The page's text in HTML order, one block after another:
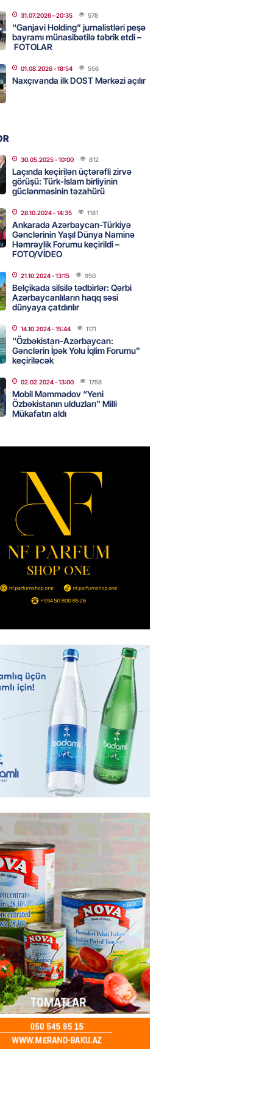
Müqavilə olmasa da,
ödənilməlidir
dənizdə üç yük gəmisini
Ərəbistanını VURDU:
var
Səudiyyə Ərəbistanı və
- 10:15 85
uçan taksilər fəaliyyətə
nefti 93 dollara satılır
boğazında nəzarətin İrana
rədd edib
- 09:30
şok açıqlama: Qara və Azov
120 min delfin məhv olub
- 18:19
bağlı bu qaydalar
– Əkrəm Həsənovdan
- 18:11 133
işdə yeni bağlantı –
Bank”ın 2 səhmdar şirkətinin
292
- 17:30 120
çıxan məktəbdə nələr
– REPORTAJ
- 17:15 137
“Şöhrət” ordeni ilə təltif
Aslanbəyli kimdir? –
- 17:00 217
yayılan iddialarla
31.07.2026- 20:35 578
“Ganjavi Holding” jurnalistləri peşə
bayramı münasibətilə təbrik etdi –
FOTOLAR
01.08.2026- 18:54 556
Naxçıvanda ilk DOST Mərkəzi açılır
30.05.2025- 10:00 812
Laçında keçirilən üçtərəfli zirvə
görüşü: Türk-İslam birliyinin
güclənməsinin təzahürü
28.10.2024- 14:35 1181
Ankarada Azərbaycan-Türkiyə
Gənclərinin Yaşıl Dünya Naminə
Həmrəylik Forumu keçirildi –
FOTO/VİDEO
21.10.2024- 13:15 950
Belçikada silsilə tədbirlər: Qərbi
Azərbaycanlıların haqq səsi
dünyaya çatdırılır
14.10.2024- 15:44 1171
“Özbəkistan-Azərbaycan:
Gənclərin İpək Yolu İqlim Forumu”
keçiriləcək
02.02.2024- 13:00 1758
Mobil Məmmədov “Yeni
Özbəkistanın ulduzları” Milli
Mükafatın aldı